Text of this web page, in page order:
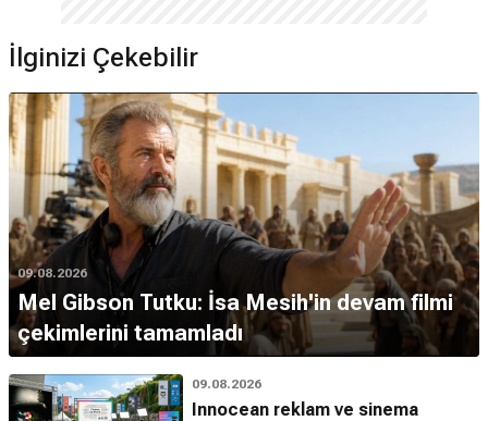
İlginizi Çekebilir
09.08.2026
Mel Gibson Tutku: İsa Mesih'in devam filmi
çekimlerini tamamladı
09.08.2026
Innocean reklam ve sinema